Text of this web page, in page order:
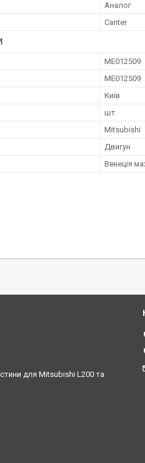
Аналог
Canter
ME012509
ME012509
Київ
шт
Mitsubishi
Двигун
Венеція
для Mitsubishi L200 та